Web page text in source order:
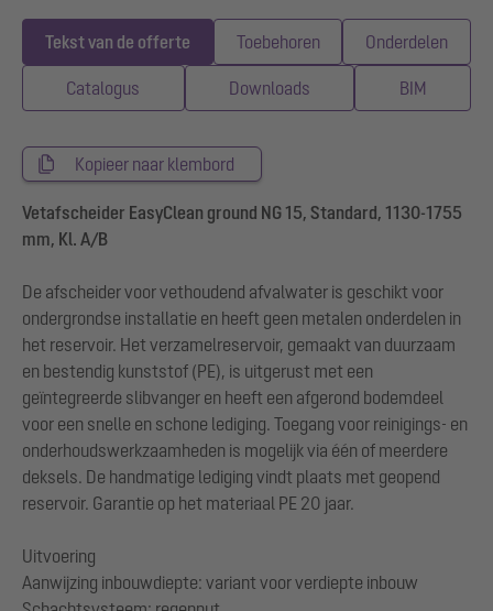
Tekst van de offerte Toebehoren Onderdelen
Catalogus Downloads BIM
Kopieer naar klembord
Vetafscheider EasyClean ground NG 15, Standard, 1130-1755
mm, Kl. A/B
De afscheider voor vethoudend afvalwater is geschikt voor
ondergrondse installatie en heeft geen metalen onderdelen in
het reservoir. Het verzamelreservoir, gemaakt van duurzaam
en bestendig kunststof (PE), is uitgerust met een
geïntegreerde slibvanger en heeft een afgerond bodemdeel
voor een snelle en schone lediging. Toegang voor reinigings- en
onderhoudswerkzaamheden is mogelijk via één of meerdere
deksels. De handmatige lediging vindt plaats met geopend
reservoir. Garantie op het materiaal PE 20 jaar.
Uitvoering
Aanwijzing inbouwdiepte: variant voor verdiepte inbouw